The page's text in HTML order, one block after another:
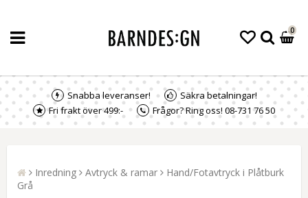
0
Snabba leveranser!
Säkra betalningar!
Fri frakt över 499:-
Frågor? Ring oss! 08-731 76 50
Inredning Avtryck & ramar
Hand/Fotavtryck i Plåtburk
Grå